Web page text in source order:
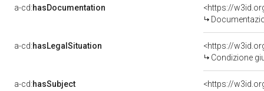
a-cd:hasDocumentation
a-cd:hasLegalSituation
Condizione
a-cd:hasSubject
<https://